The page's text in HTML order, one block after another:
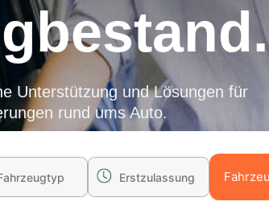
Unterstützung und Lösungen für
rund ums Auto.